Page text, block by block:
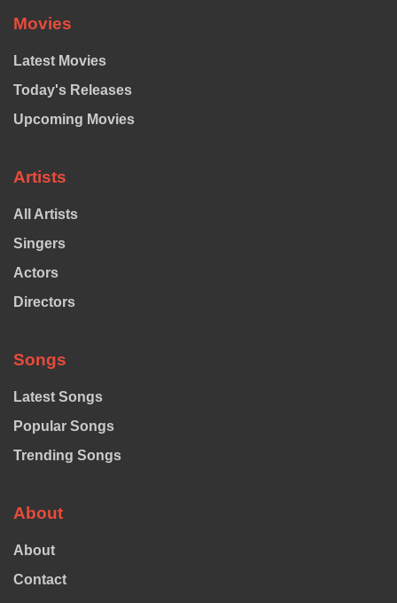
Movies
Latest Movies
Today's Releases
Upcoming Movies
Artists
All Artists
Singers
Actors
Directors
Songs
Latest Songs
Popular Songs
Trending Songs
About
About
Contact